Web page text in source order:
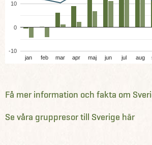
jan feb mar apr maj jun jul aug
-10
0
10
Få mer information och fakta om
Se våra gruppresor till Sverige här